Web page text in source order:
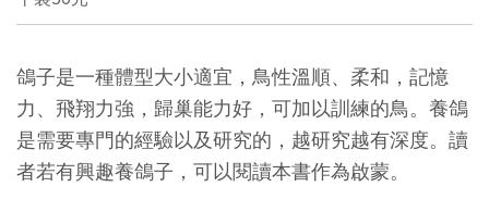
創
典
藏
鴿子是一種體型大小適宜，鳥性溫順、柔和，記憶
力、飛翔力強，歸巢能力好，可加以訓練的鳥。養鴿
是需要專門的經驗以及研究的，越研究越有深度。讀
者若有興趣養鴿子，可以閱讀本書作為啟蒙。